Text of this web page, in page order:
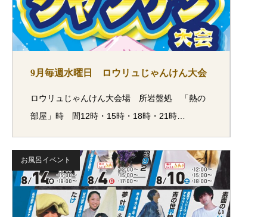
9月毎週水曜日 ロウリュじゃんけん大会
ロウリュじゃんけん大会場 所岩盤処 「熱の
部屋」時 間12時・15時・18時・21時…
お風呂イベント